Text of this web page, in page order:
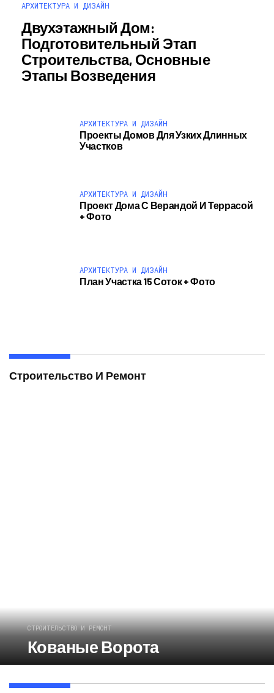
АРХИТЕКТУРА И ДИЗАЙН
Двухэтажный Дом:
Подготовительный Этап
Строительства, Основные
Этапы Возведения
АРХИТЕКТУРА И ДИЗАЙН
Проекты Домов Для Узких Длинных
Участков
АРХИТЕКТУРА И ДИЗАЙН
Проект Дома С Верандой И Террасой
+ Фото
АРХИТЕКТУРА И ДИЗАЙН
План Участка 15 Соток + Фото
Строительство И Ремонт
СТРОИТЕЛЬСТВО И РЕМОНТ
Кованые Ворота